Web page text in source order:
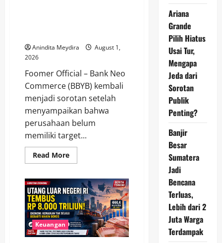
Anindita Meydira
August 1,
2026
Foomer Official – Bank Neo
Commerce (BBYB) kembali
menjadi sorotan setelah
menyampaikan bahwa
perusahaan belum
memiliki target...
Read MoreRead
more
Neo
Commerce
Belum
Tetapkan
Target
Modal
Rp
6
Triliun,
Keuangan
Ariana
Grande
Pilih Hiatus
Usai Tur,
Mengapa
Jeda dari
Sorotan
Publik
Penting?
Banjir
Besar
Sumatera
Jadi
Bencana
Terluas,
Lebih dari 2
Juta Warga
Terdampak